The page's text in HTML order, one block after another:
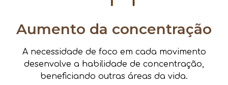
Aumento da concentração
A necessidade de foco em cada movimento
desenvolve a habilidade de concentração,
beneficiando outras áreas da vida.